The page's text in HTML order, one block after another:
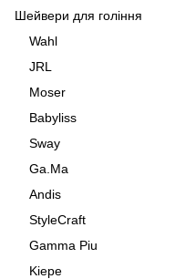
Шейвери для гоління
Wahl
JRL
Moser
Babyliss
Sway
Ga.Ma
Andis
StyleCraft
Gamma Piu
Kiepe